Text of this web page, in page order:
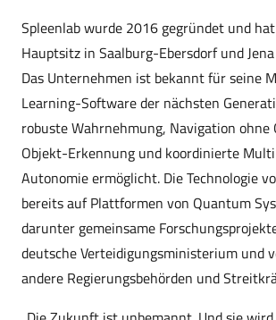
Spleenlab wurde 2016 gegründet und
Hauptsitz in Saalburg-Ebersdorf und
Das Unternehmen ist bekannt für seine
Learning-Software der nächsten
robuste Wahrnehmung, Navigation ohne
Objekt-Erkennung und koordinierte
Autonomie ermöglicht. Die Technologie
bereits auf Plattformen von Quantum
darunter gemeinsame
deutsche Verteidigungsministerium und
andere Regierungsbehörden und